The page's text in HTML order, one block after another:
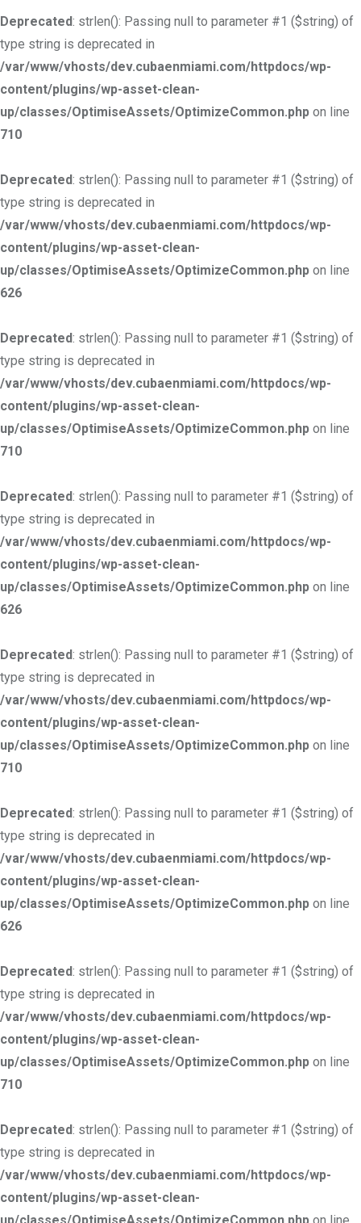
Deprecated: strlen(): Passing null to parameter #1 ($string) of
type string is deprecated in
/var/www/vhosts/dev.cubaenmiami.com/httpdocs/wp-
content/plugins/wp-asset-clean-
up/classes/OptimiseAssets/OptimizeCommon.php on line
710
Deprecated: strlen(): Passing null to parameter #1 ($string) of
type string is deprecated in
/var/www/vhosts/dev.cubaenmiami.com/httpdocs/wp-
content/plugins/wp-asset-clean-
up/classes/OptimiseAssets/OptimizeCommon.php on line
626
Deprecated: strlen(): Passing null to parameter #1 ($string) of
type string is deprecated in
/var/www/vhosts/dev.cubaenmiami.com/httpdocs/wp-
content/plugins/wp-asset-clean-
up/classes/OptimiseAssets/OptimizeCommon.php on line
710
Deprecated: strlen(): Passing null to parameter #1 ($string) of
type string is deprecated in
/var/www/vhosts/dev.cubaenmiami.com/httpdocs/wp-
content/plugins/wp-asset-clean-
up/classes/OptimiseAssets/OptimizeCommon.php on line
626
Deprecated: strlen(): Passing null to parameter #1 ($string) of
type string is deprecated in
/var/www/vhosts/dev.cubaenmiami.com/httpdocs/wp-
content/plugins/wp-asset-clean-
up/classes/OptimiseAssets/OptimizeCommon.php on line
710
Deprecated: strlen(): Passing null to parameter #1 ($string) of
type string is deprecated in
/var/www/vhosts/dev.cubaenmiami.com/httpdocs/wp-
content/plugins/wp-asset-clean-
up/classes/OptimiseAssets/OptimizeCommon.php on line
626
Deprecated: strlen(): Passing null to parameter #1 ($string) of
type string is deprecated in
/var/www/vhosts/dev.cubaenmiami.com/httpdocs/wp-
content/plugins/wp-asset-clean-
up/classes/OptimiseAssets/OptimizeCommon.php on line
710
Deprecated: strlen(): Passing null to parameter #1 ($string) of
type string is deprecated in
/var/www/vhosts/dev.cubaenmiami.com/httpdocs/wp-
content/plugins/wp-asset-clean-
up/classes/OptimiseAssets/OptimizeCommon.php on line